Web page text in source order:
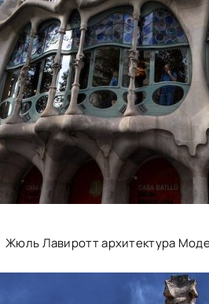
Жюль Лавиротт архитектура